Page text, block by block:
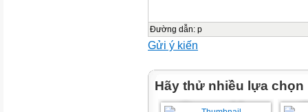
BÀI 1. VỊ TRÍ ĐỊA LÍ VÀ
NỘI DUNG BÀI HỌC
1
ĐẶC ĐiỂM VỊ TRÍ ĐỊA LÍ
Đường dẫn: p
Gửi ý kiến
Hãy thử nhiều lựa chọn